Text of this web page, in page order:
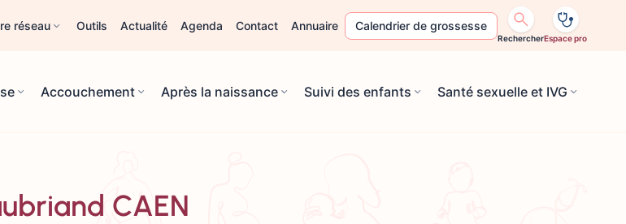
réseau Outils Actualité Agenda Contact Annuaire Calendrier de grossesse
RechercherEspace pro
Accouchement Après la naissance Suivi des enfants Santé sexuelle et IVG
CAEN